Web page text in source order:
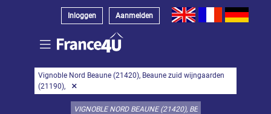
Inloggen Aanmelden
Vignoble Nord Beaune (21420), Beaune zuid wijngaarden
(21190),
Kies
object